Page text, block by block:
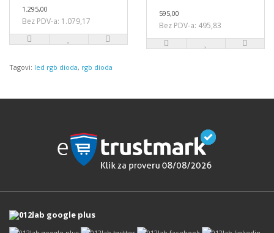
1.295,00
Bez PDV-a: 1.079,17
595,00
Bez PDV-a: 495,83
Tagovi: led rgb dioda, rgb dioda